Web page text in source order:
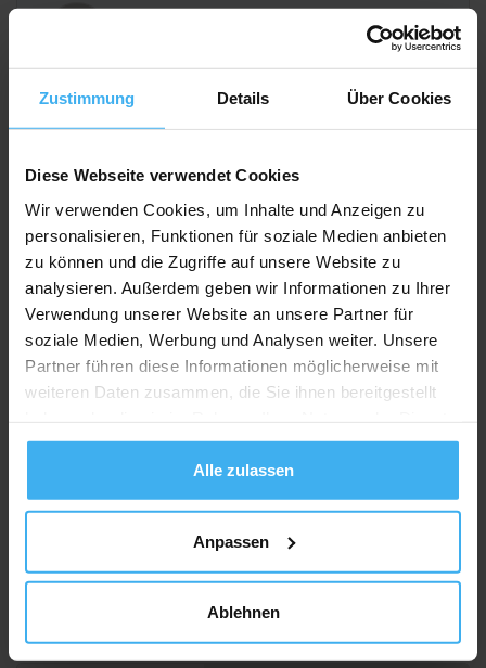
Zustimmung Details Über Cookies
Diese Webseite verwendet Cookies
Wir verwenden Cookies, um Inhalte und Anzeigen zu
personalisieren, Funktionen für soziale Medien anbieten
zu können und die Zugriffe auf unsere Website zu
analysieren. Außerdem geben wir Informationen zu Ihrer
Verwendung unserer Website an unsere Partner für
soziale Medien, Werbung und Analysen weiter. Unsere
Partner führen diese Informationen möglicherweise mit
weiteren Daten zusammen, die Sie ihnen bereitgestellt
gesammelt haben.
Alle zulassen
Anpassen
Ablehnen